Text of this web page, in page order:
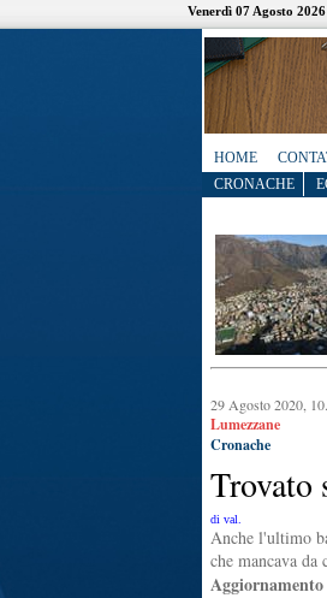
Venerdì 07 Agosto 2026
HOME
CRONACHE
29 Agosto 2020,
Lumezzane
Cronache
Trovato
di val.
Anche l'ultimo
che mancava
Aggiornamento